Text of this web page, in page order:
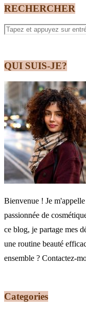
RECHERCHER
QUI SUIS-JE?
Bienvenue ! Je
passionnée de
ce blog, je partage mes
une routine beauté
ensemble ? Contactez-
Categories